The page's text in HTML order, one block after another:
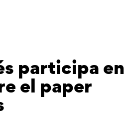
participa en
el paper